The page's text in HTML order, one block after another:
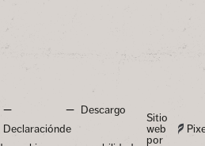
Declaración
Descargo
de
Sitio
web
por